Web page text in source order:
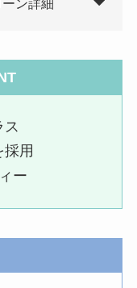
ン詳細
ス
採用
ー